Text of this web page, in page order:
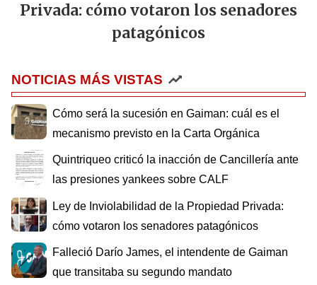
Privada: cómo votaron los senadores
patagónicos
NOTICIAS MÁS VISTAS
Cómo será la sucesión en Gaiman: cuál es el
mecanismo previsto en la Carta Orgánica
Quintriqueo criticó la inacción de Cancillería ante
las presiones yankees sobre CALF
Ley de Inviolabilidad de la Propiedad Privada:
cómo votaron los senadores patagónicos
Falleció Darío James, el intendente de Gaiman
que transitaba su segundo mandato